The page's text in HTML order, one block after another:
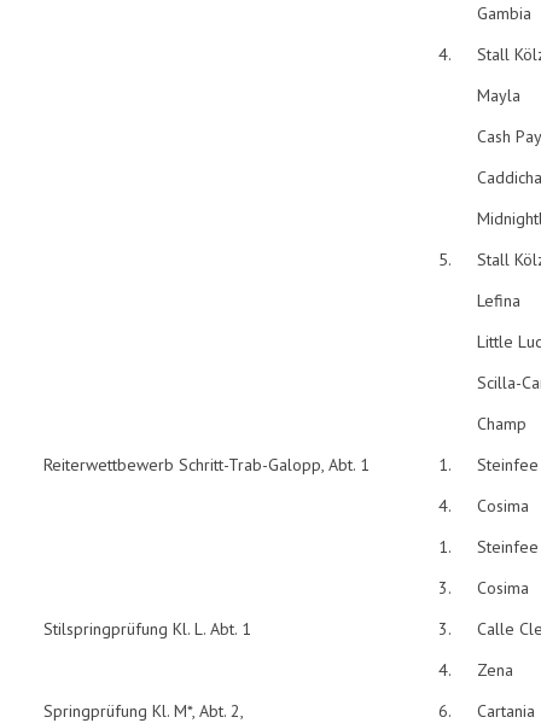
Gambia
4.
Stall
Mayla
Cash
Caddicha
5.
Stall
Lefina
Little
Scilla-
Champ
Reiterwettbewerb Schritt-Trab-Galopp, Abt. 1
1.
Steinfee
4.
Cosima
1.
Steinfee
3.
Cosima
Stilspringprüfung Kl. L. Abt. 1
3.
Calle
4.
Zena
Springprüfung Kl. M*, Abt. 2,
6.
Cartania